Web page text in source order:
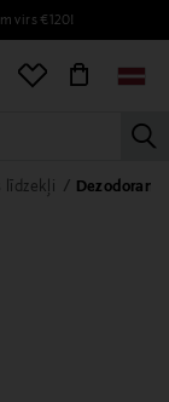
virs €120!
MĀJAI
līdzekļi Dezodoranti